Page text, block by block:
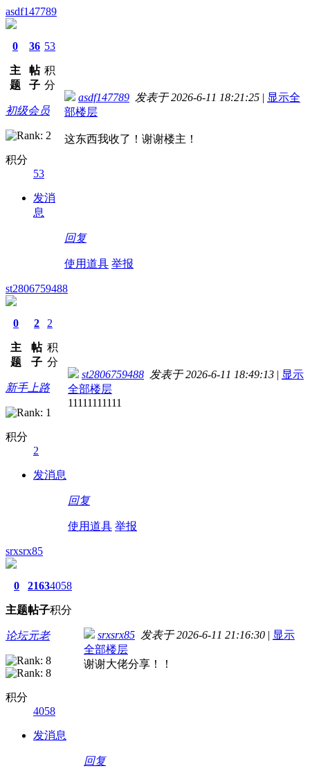
asdf147789
0
主
题
36
帖
子
53
积
分
初级会员
积分
53
发消
息
asdf147789 发表于 2026-6-11 18:21:25 | 显示全
部楼层
这东西我收了！谢谢楼主！
回复
使用道具 举报
st2806759488
0
主
题
2
帖
子
2
积
分
新手上路
积分
2
发消息
st2806759488 发表于 2026-6-11 18:49:13 | 显示
全部楼层
11111111111
回复
使用道具 举报
srxsrx85
0
主题
2163
帖子
4058
积分
论坛元老
积分
4058
发消息
srxsrx85 发表于 2026-6-11 21:16:30 | 显示
全部楼层
谢谢大佬分享！！
回复